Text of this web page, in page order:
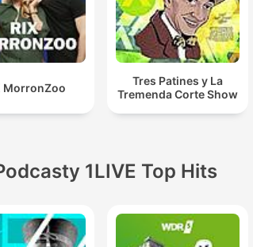
MorronZoo
Tres Patines y La
Tremenda Corte Show
1LIVE Top Hits